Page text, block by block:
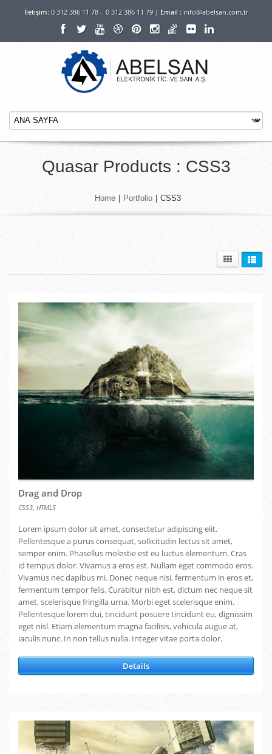
İletişim:0 312 386 11 78 – 0 312 386 11 79 | Email : info@abelsan.com.tr
Quasar Products : CSS3
Home Portfolio CSS3
Drag and Drop
CSS3, HTML5
Lorem ipsum dolor sit amet, consectetur adipiscing elit.
Pellentesque a purus consequat, sollicitudin lectus sit amet,
semper enim. Phasellus molestie est eu luctus elementum. Cras
id tempus dolor. Vivamus a eros est. Nullam eget commodo eros.
Vivamus nec dapibus mi. Donec neque nisi, fermentum in eros et,
fermentum tempor felis. Curabitur nibh est, dictum nec neque sit
amet, scelerisque fringilla urna. Morbi eget scelerisque enim.
Pellentesque lorem dui, tincidunt posuere tincidunt eu, dignissim
eget nisl. Etiam elementum magna facilisis, vehicula augue at,
iaculis nunc. In non tellus nulla. Integer vitae porta dolor.
Details